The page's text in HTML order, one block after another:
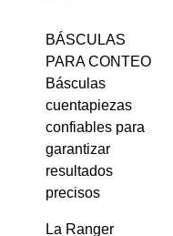
BÁSCULAS
PARA CONTEO
Básculas
cuentapiezas
confiables para
garantizar
resultados
precisos
La Ranger